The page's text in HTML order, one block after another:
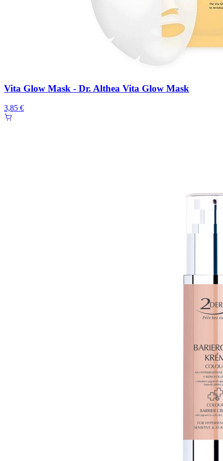
Vita Glow Mask - Dr. Althea Vita Glow Mask
3,85 €